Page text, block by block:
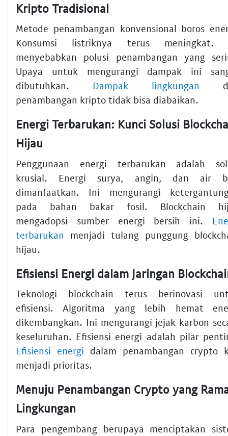
Kripto Tradisional
Metode penambangan konvensional boros
Konsumsi listriknya terus meningkat.
menyebabkan polusi penambangan yang
Upaya untuk mengurangi dampak ini
dibutuhkan. Dampak lingkungan
penambangan kripto tidak bisa diabaikan.
Energi Terbarukan: Kunci Solusi
Hijau
Penggunaan energi terbarukan adalah
krusial. Energi surya, angin, dan air
dimanfaatkan. Ini mengurangi
pada bahan bakar fosil. Blockchain
mengadopsi sumber energi bersih ini.
terbarukan menjadi tulang punggung
hijau.
Efisiensi Energi dalam Jaringan
Teknologi blockchain terus berinovasi
efisiensi. Algoritma yang lebih hemat
dikembangkan. Ini mengurangi jejak karbon
keseluruhan. Efisiensi energi adalah pilar
Efisiensi energi dalam penambangan crypto
menjadi prioritas.
Menuju Penambangan Crypto yang
Lingkungan
Para pengembang berupaya menciptakan